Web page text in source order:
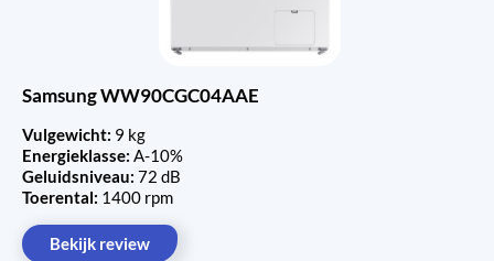
Samsung WW90CGC04AAE
Vulgewicht: 9 kg
Energieklasse: A-10%
Geluidsniveau: 72 dB
Toerental: 1400 rpm
Bekijk review